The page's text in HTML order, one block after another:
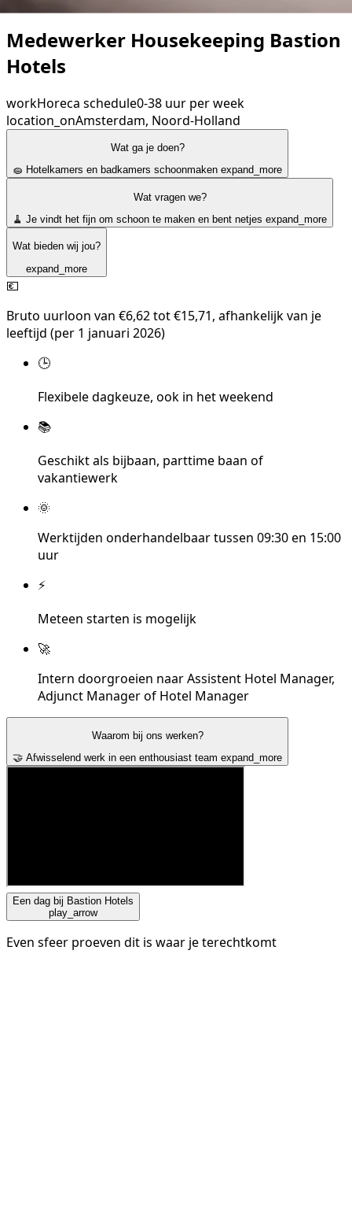
Medewerker Housekeeping Bastion
Hotels
workHoreca schedule0-38 uur per week
location_onAmsterdam, Noord-Holland
Wat ga je doen?
🧽 Hotelkamers en badkamers schoonmaken expand_more
Wat vragen we?
🧹 Je vindt het fijn om schoon te maken en bent netjes expand_more
Wat bieden wij jou?
expand_more
💶
Bruto uurloon van €6,62 tot €15,71, afhankelijk van je
leeftijd (per 1 januari 2026)
🕒
Flexibele dagkeuze, ook in het weekend
📚
Geschikt als bijbaan, parttime baan of
vakantiewerk
🌞
Werktijden onderhandelbaar tussen 09:30 en 15:00
uur
⚡
Meteen starten is mogelijk
🚀
Intern doorgroeien naar Assistent Hotel Manager,
Adjunct Manager of Hotel Manager
Waarom bij ons werken?
🤝 Afwisselend werk in een enthousiast team expand_more
Een dag bij Bastion Hotels
play_arrow
Even sfeer proeven dit is waar je terechtkomt